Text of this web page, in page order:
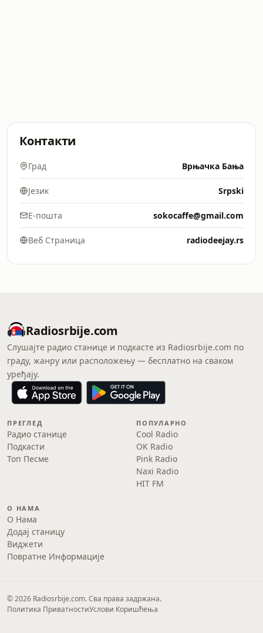
Контакти
Град Врњачка Бања
Језик Srpski
Е-пошта sokocaffe@gmail.com
Веб Страница radiodeejay.rs
Radiosrbije.com
Слушајте радио станице и подкасте из Radiosrbije.com по
граду, жанру или расположењу — бесплатно на сваком
уређају.
ПРЕГЛЕД
Радио станице
Подкасти
Топ Песме
ПОПУЛАРНО
Cool Radio
OK Radio
Pink Radio
Naxi Radio
HIT FM
О НАМА
О Нама
Додај станицу
Виджети
Повратне Информације
© 2026 Radiosrbije.com. Сва права задржана.
Политика ПриватностиУслови Коришћења